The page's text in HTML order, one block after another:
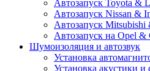
Автозапуск Toyota &
Автозапуск Nissan &
Автозапуск Mitsubishi
Автозапуск на Opel &
Шумоизоляция и автозвук
Установка
Установка акустики и